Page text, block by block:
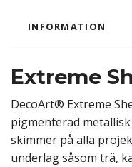
INFORMATION
Extreme
DecoArt® Extreme
pigmenterad
skimmer på alla
underlag såsom trä,